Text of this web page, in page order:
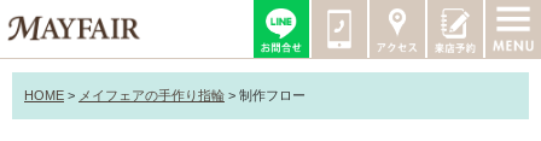
HOME > メイフェアの手作り指輪 > 制作フロー